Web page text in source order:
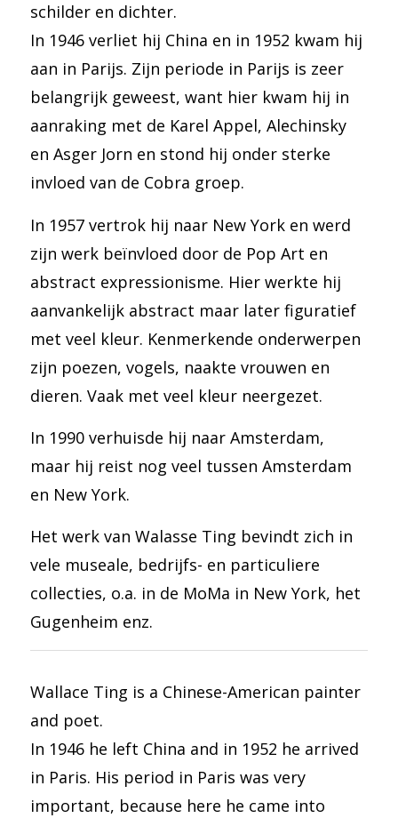
schilder en dichter.
In 1946 verliet hij China en in 1952 kwam hij
aan in Parijs. Zijn periode in Parijs is zeer
belangrijk geweest, want hier kwam hij in
aanraking met de Karel Appel, Alechinsky
en Asger Jorn en stond hij onder sterke
invloed van de Cobra groep.
In 1957 vertrok hij naar New York en werd
zijn werk beïnvloed door de Pop Art en
abstract expressionisme. Hier werkte hij
aanvankelijk abstract maar later figuratief
met veel kleur. Kenmerkende onderwerpen
zijn poezen, vogels, naakte vrouwen en
dieren. Vaak met veel kleur neergezet.
In 1990 verhuisde hij naar Amsterdam,
maar hij reist nog veel tussen Amsterdam
en New York.
Het werk van Walasse Ting bevindt zich in
vele museale, bedrijfs- en particuliere
collecties, o.a. in de MoMa in New York, het
Gugenheim enz.
Wallace Ting is a Chinese-American painter
and poet.
In 1946 he left China and in 1952 he arrived
in Paris. His period in Paris was very
important, because here he came into